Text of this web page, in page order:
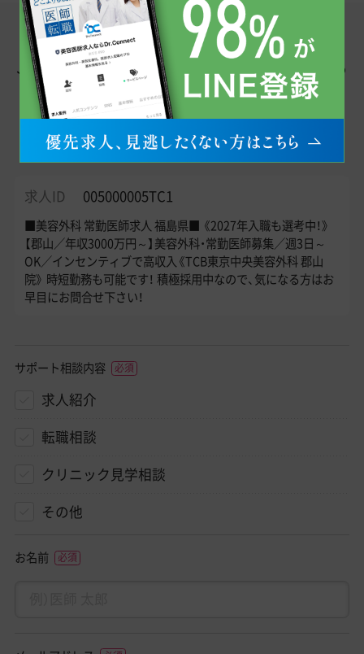
この求人へのお問い合わせはこちら
メール・
転職エージェントが直接お答えします！
求人ID 005000005TC1
■美容外科 常勤医師求人 福島県■ 《2027年入職も選考中！》
【郡山／年収3000万円～】美容外科・常勤医師募集／週3日～
OK／インセンティブで高収入《TCB東京中央美容外科 郡山
院》 時短勤務も可能です！ 積極採用中なので、気になる方はお
早目にお問合せ下さい！
サポート相談内容
求人紹介
転職相談
クリニック見学相談
その他
お名前